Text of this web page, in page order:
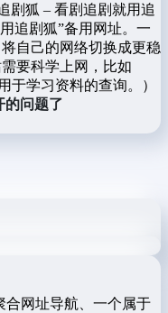
剧狐 – 看剧追剧就用追
追剧狐”备用网址。一
自己的网络切换成更稳
要科学上网，比如
于学习资料的查询。）
的问题了
合网址导航、一个属于